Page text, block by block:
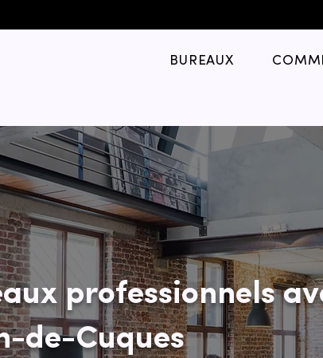
BUREAUX
professionnels
de-Cuques